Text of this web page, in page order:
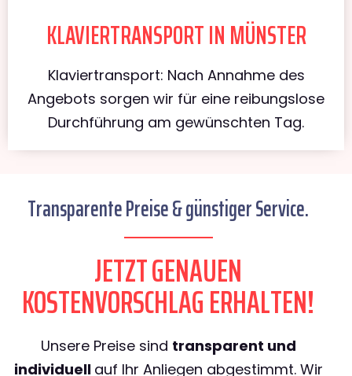
KLAVIERTRANSPORT IN MÜNSTER
Klaviertransport: Nach Annahme des
Angebots sorgen wir für eine reibungslose
Durchführung am gewünschten Tag.
Transparente Preise & günstiger Service.
JETZT GENAUEN
KOSTENVORSCHLAG ERHALTEN!
Unsere Preise sind transparent und
individuell auf Ihr Anliegen abgestimmt. Wir